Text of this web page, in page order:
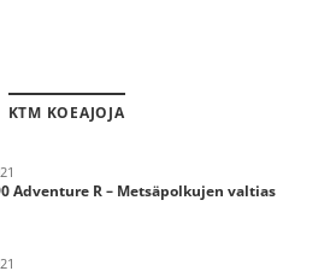
KTM KOEAJOJA
Adventure R – Metsäpolkujen valtias